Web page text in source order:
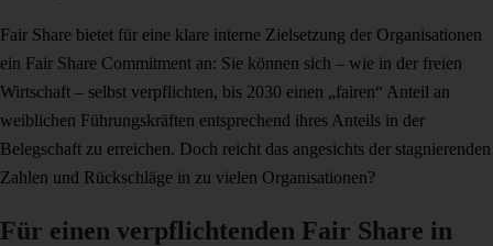
Fair Share bietet für eine klare interne Zielsetzung der Organisationen
ein Fair Share Commitment an: Sie können sich – wie in der freien
Wirtschaft – selbst verpflichten, bis 2030 einen „fairen“ Anteil an
weiblichen Führungskräften entsprechend ihres Anteils in der
Belegschaft zu erreichen. Doch reicht das angesichts der stagnierenden
Zahlen und Rückschläge in zu vielen Organisationen?
Für einen verpflichtenden Fair Share in